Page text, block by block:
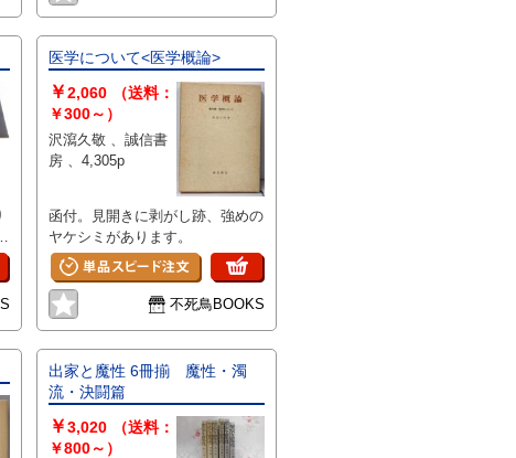
医学について<医学概論>
￥2,060
（送料：
￥300～）
沢瀉久敬 、誠信書
房 、4,305p
函付。見開きに剥がし跡、強めの
ヤケシミがあります。
不死鳥BOOKS
出家と魔性 6冊揃 魔性・濁
流・決闘篇
￥3,020
（送料：
￥800～）